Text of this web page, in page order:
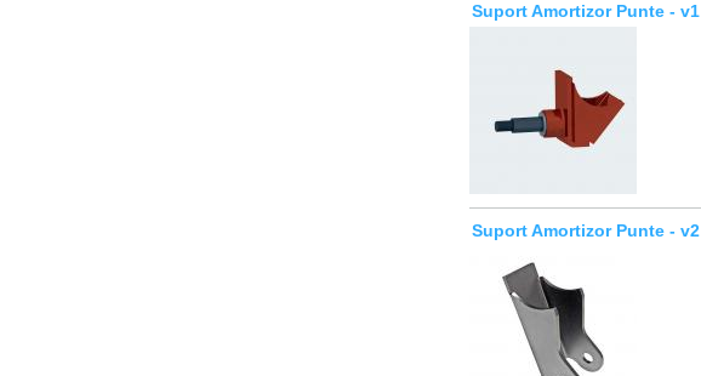
Suport Amortizor Punte - v1
Suport Amortizor Punte - v2